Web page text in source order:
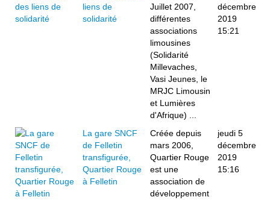
liens de
solidarité
Juillet 2007,
différentes
associations
limousines
(Solidarité
Millevaches,
Vasi Jeunes, le
MRJC Limousin
et Lumières
d'Afrique) ...
décembre
2019
15:21
La gare SNCF
de Felletin
transfigurée,
Quartier Rouge
à Felletin
Créée depuis
mars 2006,
Quartier Rouge
est une
association de
développement
jeudi 5
décembre
2019
15:16